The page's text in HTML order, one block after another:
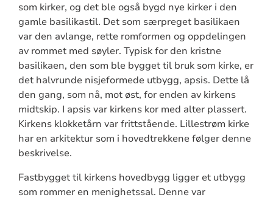
som kirker, og det ble også bygd nye kirker i den
gamle basilikastil. Det som særpreget basilikaen
var den avlange, rette romformen og oppdelingen
av rommet med søyler. Typisk for den kristne
basilikaen, den som ble bygget til bruk som kirke, er
det halvrunde nisjeformede utbygg, apsis. Dette lå
den gang, som nå, mot øst, for enden av kirkens
midtskip. I apsis var kirkens kor med alter plassert.
Kirkens klokketårn var frittstående. Lillestrøm kirke
har en arkitektur som i hovedtrekkene følger denne
beskrivelse.
Fastbygget til kirkens hovedbygg ligger et utbygg
som rommer en menighetssal. Denne var